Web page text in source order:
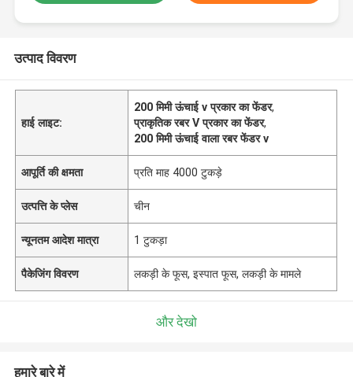
उत्पाद विवरण
हाई लाइट:
200 मिमी ऊंचाई v प्रकार का फेंडर,
प्राकृतिक रबर V प्रकार का फेंडर,
200 मिमी ऊंचाई वाला रबर फेंडर v
आपूर्ति की क्षमता प्रति माह 4000 टुकड़े
उत्पत्ति के प्लेस चीन
न्यूनतम आदेश मात्रा 1 टुकड़ा
पैकेजिंग विवरण लकड़ी के फूस, इस्पात फूस, लकड़ी के मामले
और देखो
हमारे बारे में